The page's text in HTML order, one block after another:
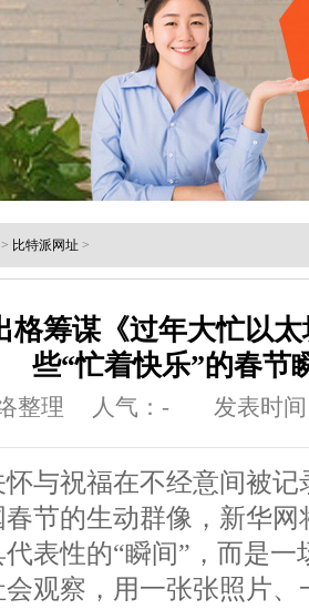
> 比特派网址 >
格筹谋《过年大忙以
些“忙着快乐”的春节
整理 人气： - 发表时
与祝福在不经意间被记
节的生动群像，新华
表性的“瞬间”，而是一
观察，用一张张照片、